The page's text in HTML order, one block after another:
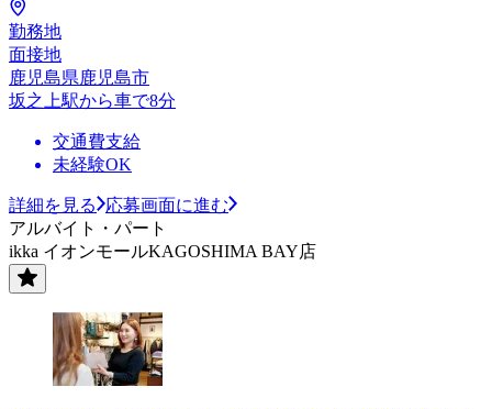
勤務地
面接地
鹿児島県鹿児島市
坂之上駅から車で8分
交通費支給
未経験OK
詳細を見る
応募画面に進む
アルバイト・パート
ikka イオンモールKAGOSHIMA BAY店